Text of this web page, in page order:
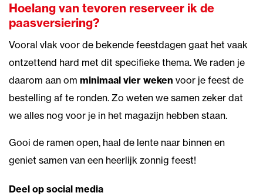
Hoelang van tevoren reserveer ik de
paasversiering?
Vooral vlak voor de bekende feestdagen gaat het vaak
ontzettend hard met dit specifieke thema. We raden je
daarom aan om minimaal vier weken voor je feest de
bestelling af te ronden. Zo weten we samen zeker dat
we alles nog voor je in het magazijn hebben staan.
Gooi de ramen open, haal de lente naar binnen en
geniet samen van een heerlijk zonnig feest!
Deel op social media